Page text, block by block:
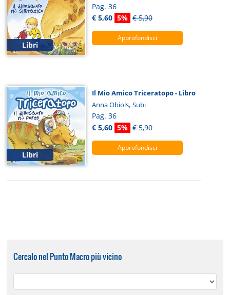
Libri
Pag. 36
€ 5,60 5% € 5,90
Approfondisci
Libri
Il Mio Amico Triceratopo - Libro
Anna Obiols, Subi
Pag. 36
€ 5,60 5% € 5,90
Approfondisci
Cercalo nel Punto Macro più vicino